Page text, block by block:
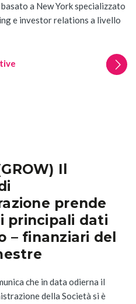
a New York specializzato
e investor relations a livello
Il
prende
principali dati
– finanziari del
che in data odierna il
della Società si è